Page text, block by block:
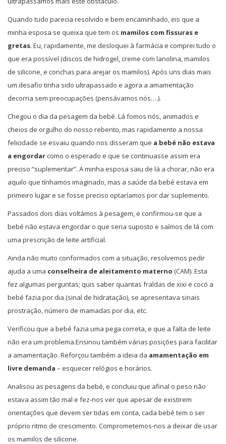
Quando tudo parecia resolvido e bem encaminhado, eis que a
minha esposa se queixa que tem os mamilos com fissuras e
gretas. Eu, rapidamente, me desloquei à farmácia e comprei tudo o
que era possível (discos de hidrogel, creme com lanolina, mamilos
de silicone, e conchas para arejar os mamilos). Após uns dias mais
um desafio tinha sido ultrapassado e agora a amamentação
decorria sem preocupações (pensávamos nós….).
Chegou o dia da pesagem da bebé. Lá fomos nós, animados e
cheios de orgulho do nosso rebento, mas rapidamente a nossa
felicidade se esvaiu quando nos disseram que a bebé não estava
a engordarcomo o esperado e que se continuasse assim era
preciso “suplementar”. A minha esposa saiu de lá a chorar, não era
aquilo que tínhamos imaginado, mas a saúde da bebé estava em
primeiro lugar e se fosse preciso optaríamos por dar suplemento.
Passados dois dias voltámos à pesagem, e confirmou-se que a
bebé não estava engordar o que seria suposto e saímos de lá com
uma prescrição de leite artificial.
Ainda não muito conformados com a situação, resolvemos pedir
ajuda a uma conselheira de aleitamento materno (CAM). Esta
fez algumas perguntas; quis saber quantas fraldas de xixi e cocó a
bebé fazia por dia (sinal de hidratação), se apresentava sinais
prostração, número de mamadas por dia, etc.
Verificou que a bebé fazia uma pega correta, e que a falta de leite
não era um problema.Ensinou também várias posições para facilitar
a amamentação. Reforçou também a ideia da amamentação em
livre demanda – esquecer relógios e horários.
Analisou as pesagens da bebé, e concluiu que afinal o peso não
estava assim tão mal e fez-nos ver que apesar de existirem
orientações que devem ser tidas em conta, cada bebé tem o ser
próprio ritmo de crescimento. Comprometemos-nos a deixar de usar
os mamilos de silicone.